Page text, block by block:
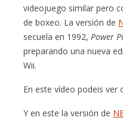
videojuego similar pero
de boxeo. La versión de
secuela en 1992, Power
preparando una nueva
Wii.
En este vídeo podeis ver
Y en este la versión de